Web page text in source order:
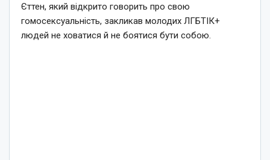
Єттен, який відкрито говорить про свою
гомосексуальність, закликав молодих ЛГБТІК+
людей не ховатися й не боятися бути собою.